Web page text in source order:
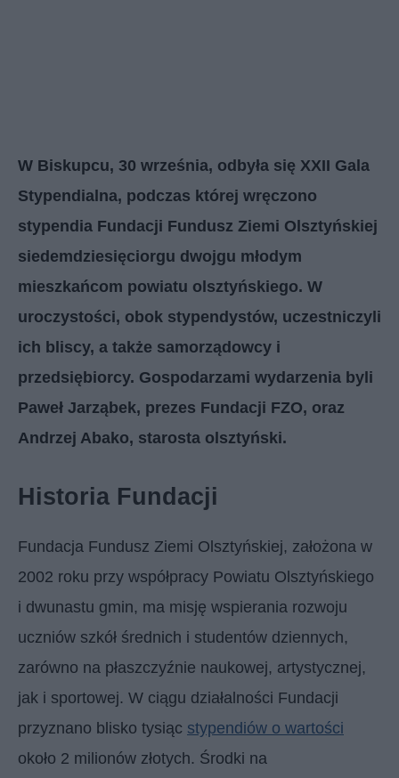
W Biskupcu, 30 września, odbyła się XXII Gala
Stypendialna, podczas której wręczono
stypendia Fundacji Fundusz Ziemi Olsztyńskiej
siedemdziesięciorgu dwojgu młodym
mieszkańcom powiatu olsztyńskiego. W
uroczystości, obok stypendystów, uczestniczyli
ich bliscy, a także samorządowcy i
przedsiębiorcy. Gospodarzami wydarzenia byli
Paweł Jarząbek, prezes Fundacji FZO, oraz
Andrzej Abako, starosta olsztyński.
Historia Fundacji
Fundacja Fundusz Ziemi Olsztyńskiej, założona w
2002 roku przy współpracy Powiatu Olsztyńskiego
i dwunastu gmin, ma misję wspierania rozwoju
uczniów szkół średnich i studentów dziennych,
zarówno na płaszczyźnie naukowej, artystycznej,
jak i sportowej. W ciągu działalności Fundacji
przyznano blisko tysiąc stypendiów o wartości
około 2 milionów złotych. Środki na